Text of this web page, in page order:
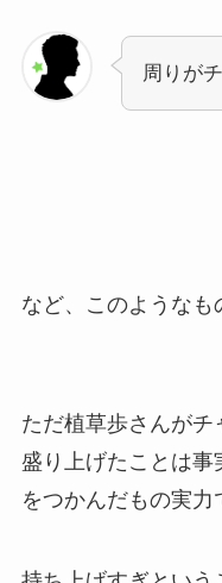
周りが
など、このようなも
ただ植草歩さんがチ
盛り上げたことは事
をつかんだもの実力